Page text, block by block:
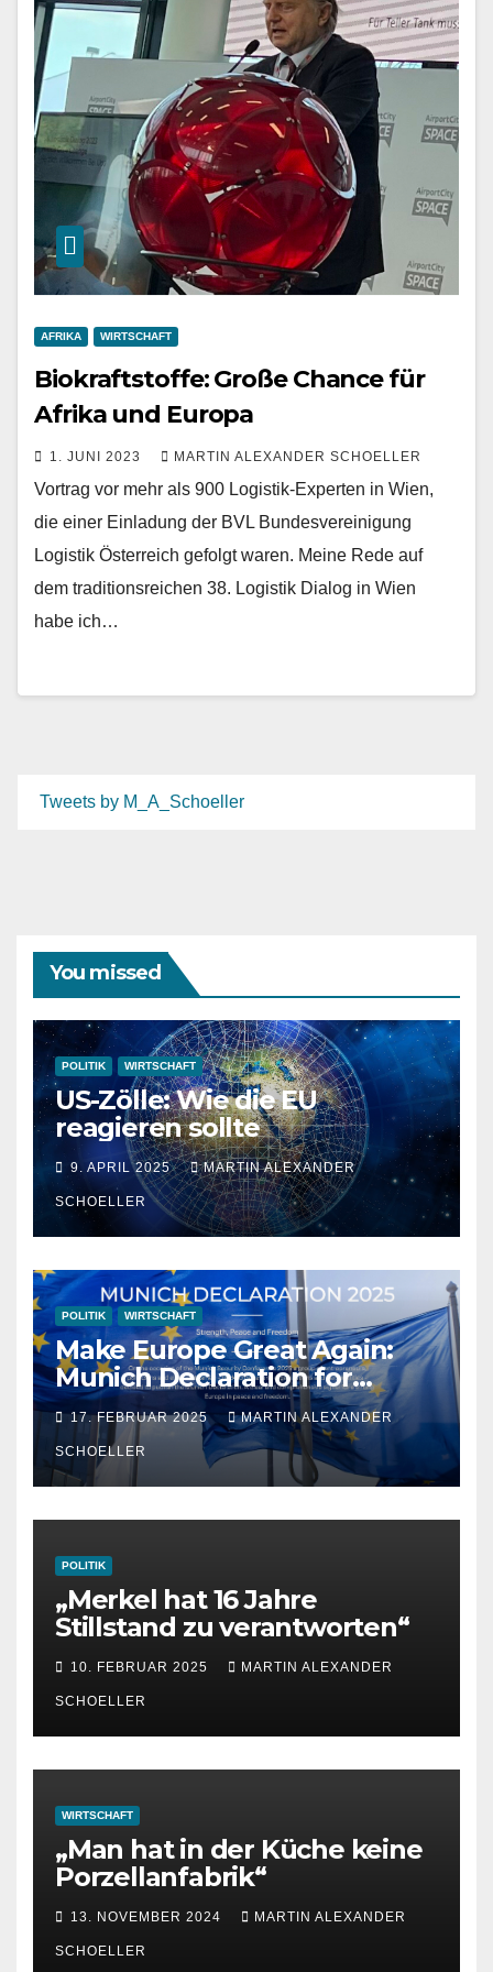
AFRIKA WIRTSCHAFT
Biokraftstoffe: Große Chance für
Afrika und Europa
1. JUNI 2023 MARTIN ALEXANDER SCHOELLER
Vortrag vor mehr als 900 Logistik-Experten in Wien,
die einer Einladung der BVL Bundesvereinigung
Logistik Österreich gefolgt waren. Meine Rede auf
dem traditionsreichen 38. Logistik Dialog in Wien
habe ich…
Tweets by M_A_Schoeller
You missed
POLITIK WIRTSCHAFT
US-Zölle: Wie die EU
reagieren sollte
9. APRIL 2025 MARTIN ALEXANDER
SCHOELLER
POLITIK WIRTSCHAFT
Make Europe Great Again:
Munich Declaration for
Strength, Peace and
Freedom
17. FEBRUAR 2025 MARTIN ALEXANDER
SCHOELLER
POLITIK
„Merkel hat 16 Jahre
Stillstand zu verantworten“
10. FEBRUAR 2025 MARTIN ALEXANDER
SCHOELLER
WIRTSCHAFT
„Man hat in der Küche keine
Porzellanfabrik“
13. NOVEMBER 2024 MARTIN ALEXANDER
SCHOELLER